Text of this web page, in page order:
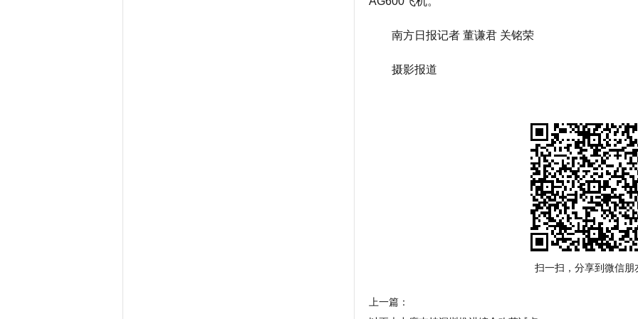
南方日报记者 董谦君 关铭荣
摄影报道
扫一扫，分享到微信朋
上一篇：